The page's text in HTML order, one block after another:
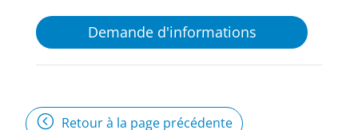
Demande d'informations
Retour à la page précédente